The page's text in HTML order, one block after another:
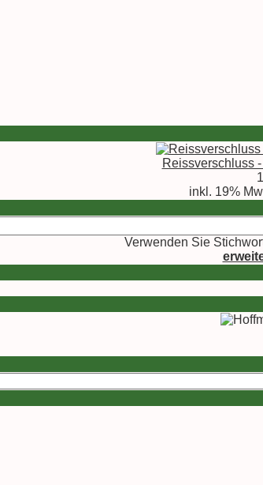
Reissverschluss
inkl. 19%
Verwenden Sie